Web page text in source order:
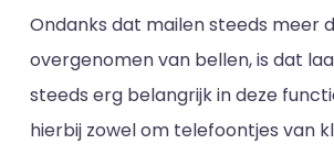
Ondanks dat mailen steeds meer
overgenomen van bellen, is dat
steeds erg belangrijk in deze
hierbij zowel om telefoontjes van